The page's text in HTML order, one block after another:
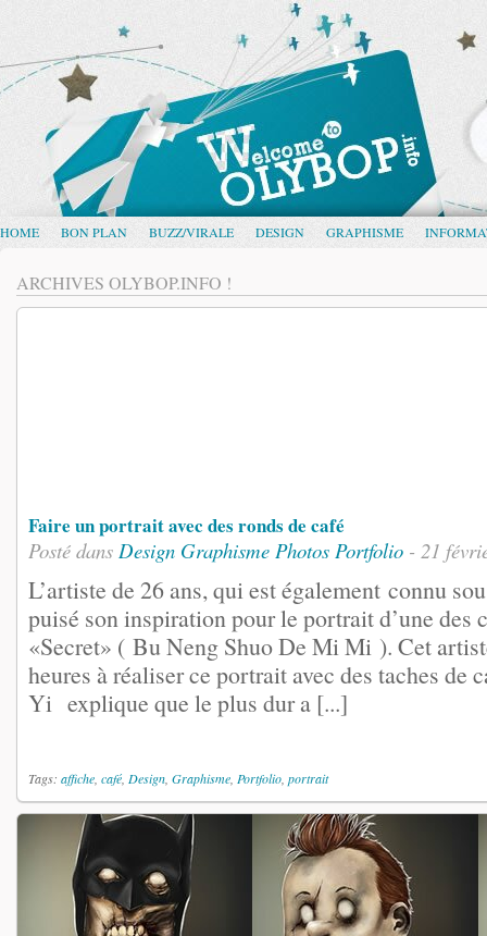
HOME BON PLAN BUZZ/VIRALE DESIGN GRAPHISME
ARCHIVES OLYBOP.INFO !
Faire un portrait avec des ronds de café
Posté dans Design Graphisme Photos Portfolio - 21
L’artiste de 26 ans, qui est également connu
puisé son inspiration pour le portrait d’une des
«Secret» ( Bu Neng Shuo De Mi Mi ). Cet
heures à réaliser ce portrait avec des taches de
Yi explique que le plus dur a [...]
Tags: affiche café Design Graphisme Portfolio portrait